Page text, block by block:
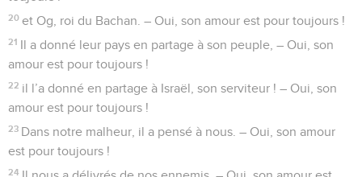
7 Il a fait les grandes lumières, – Oui, son amour est pour
toujours !
le soleil pour gouverner le jour, – Oui, son amour est pour
toujours !
la lune et les étoiles pour gouverner la nuit. – Oui, son
amour est pour toujours !
Il a fait mourir les fils aînés des Égyptiens. – Oui, son
amour est pour toujours !